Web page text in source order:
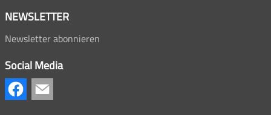
NEWSLETTER
Newsletter abonnieren
Social Media